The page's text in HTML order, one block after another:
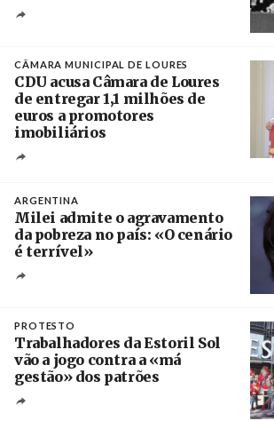
CÂMARA MUNICIPAL DE LOURES
CDU acusa Câmara de Loures
de entregar 1,1 milhões de
euros a promotores
imobiliários
ARGENTINA
Milei admite o agravamento
da pobreza no país: «O cenário
é terrível»
PROTESTO
Trabalhadores da Estoril Sol
vão a jogo contra a «má
gestão» dos patrões